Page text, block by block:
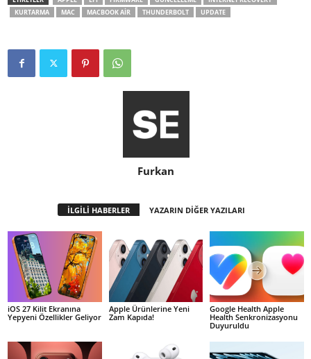
KURTARMA
MAC MACBOOK AIR THUNDERBOLT UPDATE
Furkan
İLGİLİ HABERLER YAZARIN DİĞER YAZILARI
iOS 27 Kilit Ekranına
Yepyeni Özellikler Geliyor
Apple Ürünlerine Yeni
Zam Kapıda!
Google Health Apple
Health Senkronizasyonu
Duyuruldu